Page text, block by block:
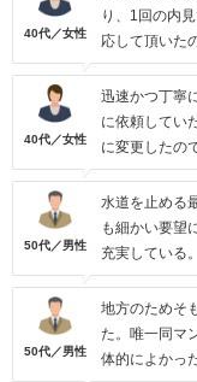
40代／女性
り、1回の内
応して頂いた
40代／女性
迅速かつ丁寧
に依頼してい
に変更したの
50代／男性
水道を止める
も細かい要望
充実している。
50代／男性
地方のためそ
た。唯一同マ
体的によかった